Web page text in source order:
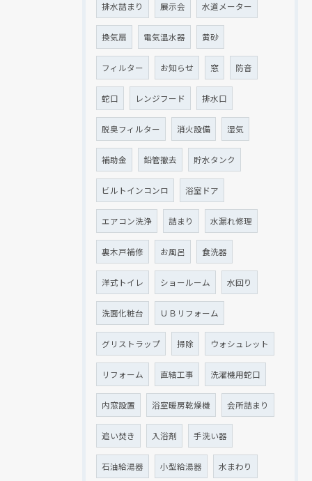
排水詰まり 展示会 水道メーター
換気扇 電気温水器 黄砂
フィルター お知らせ 窓 防音
蛇口 レンジフード 排水口
脱臭フィルター 消火設備 湿気
補助金 鉛管撤去 貯水タンク
ビルトインコンロ 浴室ドア
エアコン洗浄 詰まり 水漏れ修理
裏木戸補修 お風呂 食洗器
洋式トイレ ショールーム 水回り
洗面化粧台 ＵＢリフォーム
グリストラップ 掃除 ウォシュレット
リフォーム 直結工事 洗濯機用蛇口
内窓設置 浴室暖房乾燥機 会所詰まり
追い焚き 入浴剤 手洗い器
石油給湯器 小型給湯器 水まわり
現在、新聞に入っている折込チラシです。
クリックでチラシのページにジャンプします
現在、新聞に入っている折込チラシです。
クリックでチラシのページにジャンプします